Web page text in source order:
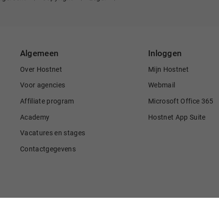
Algemeen
Over Hostnet
Voor agencies
Affiliate program
Academy
Vacatures en stages
Contactgegevens
Inloggen
Mijn Hostnet
Webmail
Microsoft Office 365
Hostnet App Suite